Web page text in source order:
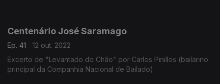
Centenário José Saramago
Ep. 41
12 out. 2022
Excerto de "Levantado do Chão" por Carlos Pinillos (bailarino
principal da Companhia Nacional de Bailado)